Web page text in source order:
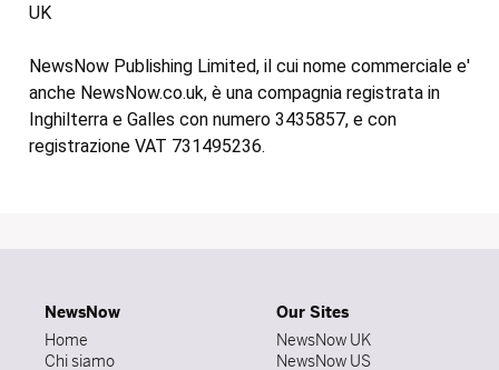
UK
NewsNow Publishing Limited, il cui nome commerciale e'
anche NewsNow.co.uk, è una compagnia registrata in
Inghilterra e Galles con numero 3435857, e con
registrazione VAT 731495236.
NewsNow
Home
Chi siamo
Our Sites
NewsNow UK
NewsNow US